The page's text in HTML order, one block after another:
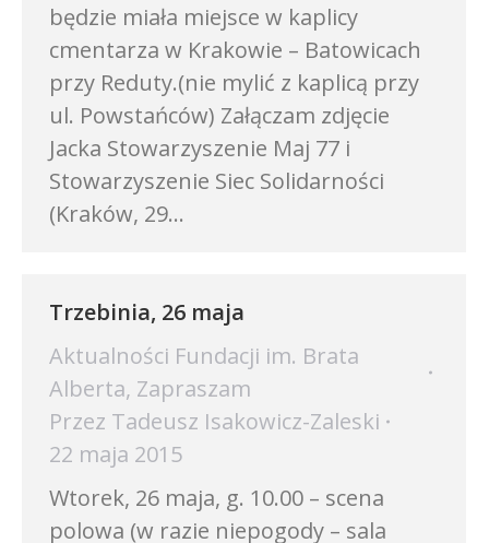
będzie miała miejsce w kaplicy
cmentarza w Krakowie – Batowicach
przy Reduty.(nie mylić z kaplicą przy
ul. Powstańców) Załączam zdjęcie
Jacka Stowarzyszenie Maj 77 i
Stowarzyszenie Siec Solidarności
(Kraków, 29…
Trzebinia, 26 maja
Aktualności Fundacji im. Brata
Alberta, Zapraszam
Przez Tadeusz Isakowicz-Zaleski
22 maja 2015
Wtorek, 26 maja, g. 10.00 – scena
polowa (w razie niepogody – sala